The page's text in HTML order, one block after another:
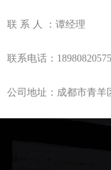
联 系 人 ：谭经理
联系电话：
公司地址：成都市青羊